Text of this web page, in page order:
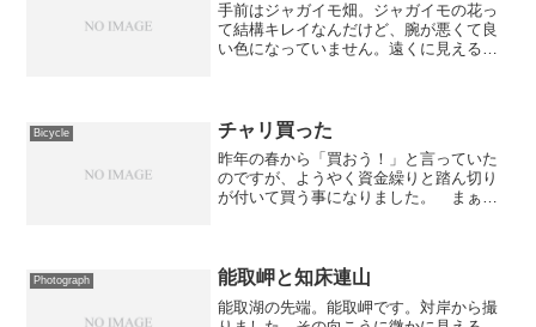
手前はジャガイモ畑。ジャガイモの花っ
て結構キレイなんだけど、腕が悪くて良
い色になっていません。遠くに見えるの
Bicycle チャリ買った
昨年の春から「買おう！」と言っていた
のですが、ようやく資金繰りと踏ん切り
が付いて買う事になりました。 まぁ、
年から「買おう！」と...
Photograph 能取岬と知床連山
能取湖の先端。能取岬です。対岸から撮